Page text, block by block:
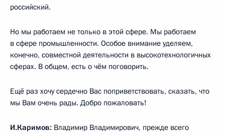
российский.
Но мы работаем не только в этой сфере. Мы работаем
в сфере промышленности. Особое внимание уделяем,
конечно, совместной деятельности в высокотехнологичных
сферах. В общем, есть о чём поговорить.
Ещё раз хочу сердечно Вас поприветствовать, сказать, что
мы Вам очень рады. Добро пожаловать!
И.Каримов: Владимир Владимирович, прежде всего